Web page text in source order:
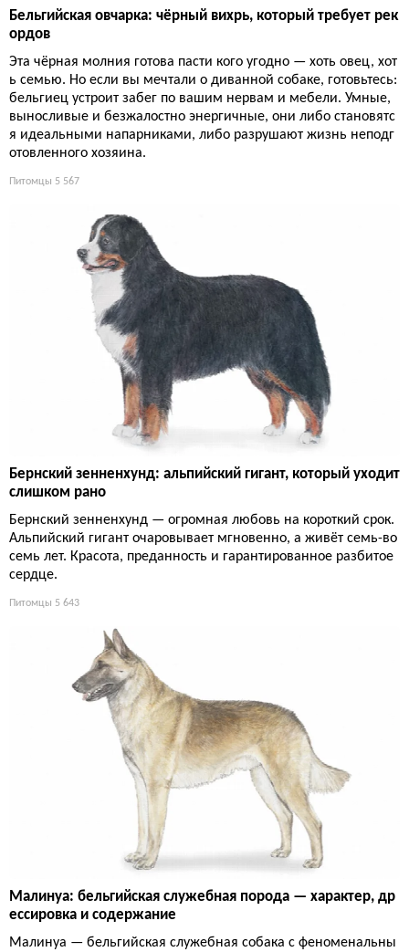
Бельгийская овчарка: чёрный вихрь, который требует рек
ордов
Эта чёрная молния готова пасти кого угодно — хоть овец, хот
ь семью. Но если вы мечтали о диванной собаке, готовьтесь:
бельгиец устроит забег по вашим нервам и мебели. Умные,
выносливые и безжалостно энергичные, они либо становятс
я идеальными напарниками, либо разрушают жизнь неподг
отовленного хозяина.
Питомцы 5 567
Бернский зенненхунд: альпийский гигант, который уходит
слишком рано
Бернский зенненхунд — огромная любовь на короткий срок.
Альпийский гигант очаровывает мгновенно, а живёт семь-во
семь лет. Красота, преданность и гарантированное разбитое
сердце.
Питомцы 5 643
Малинуа: бельгийская служебная порода — характер, др
ессировка и содержание
Малинуа — бельгийская служебная собака с феноменальны